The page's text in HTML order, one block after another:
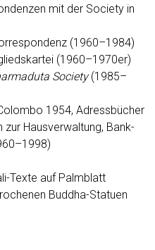
mit der Socie­ty in
(1960–1984)
(1960–1970er)
Socie­ty(1985–
1954, Adressbücher
zur Haus­ver­wal­tung, Bank­
Tex­te auf Palmblatt
Buddha-Statuen